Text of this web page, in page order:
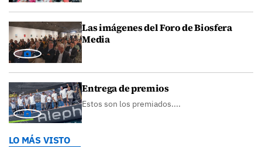
Las imágenes del Foro de Biosfera
Media
Entrega de premios
Estos son los premiados....
LO MÁS VISTO